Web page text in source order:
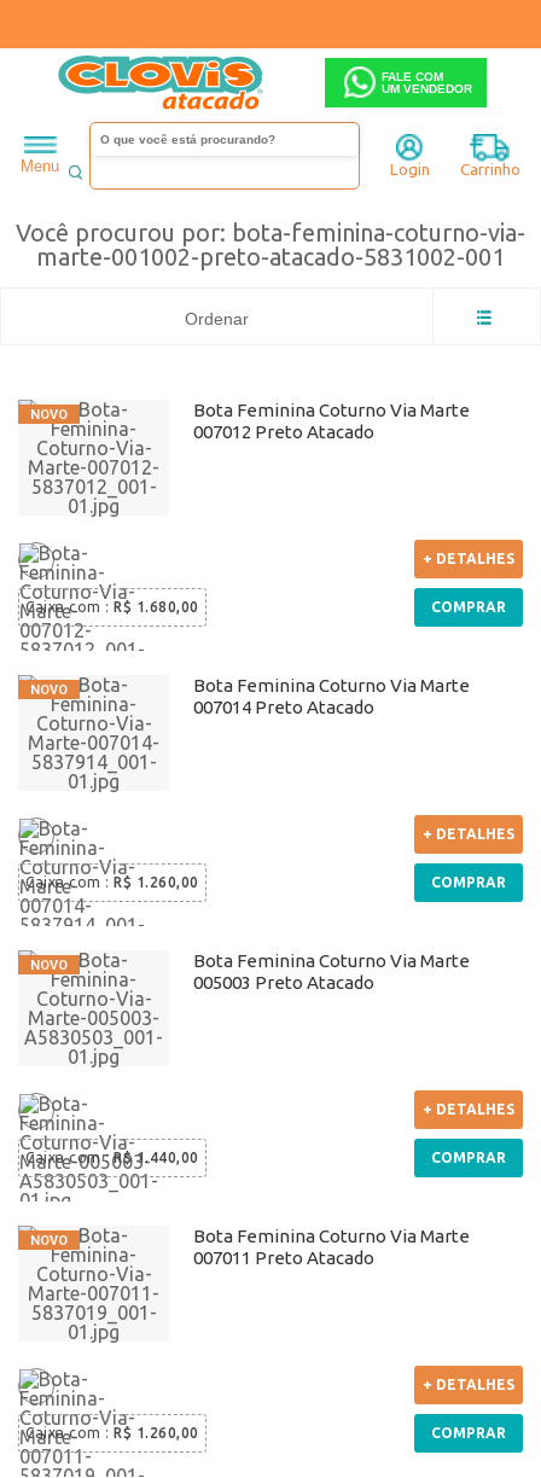
FALE COM
UM VENDEDOR
Menu Login Carrinho
bota-feminina-coturno-via-marte-001002-preto-atacado-5831002-
001
Você procurou por: bota-feminina-coturno-via-
marte-001002-preto-atacado-5831002-001
Ordenar
Bota Feminina Coturno Via Marte
007012 Preto Atacado
Caixa com : R$ 1.680,00
+ DETALHES
COMPRAR
Bota Feminina Coturno Via Marte
007014 Preto Atacado
Caixa com : R$ 1.260,00
+ DETALHES
COMPRAR
Bota Feminina Coturno Via Marte
005003 Preto Atacado
Caixa com:R$ 1.440,00
+ DETALHES
COMPRAR
Bota Feminina Coturno Via Marte
007011 Preto Atacado
Caixa com : R$ 1.260,00
+ DETALHES
COMPRAR